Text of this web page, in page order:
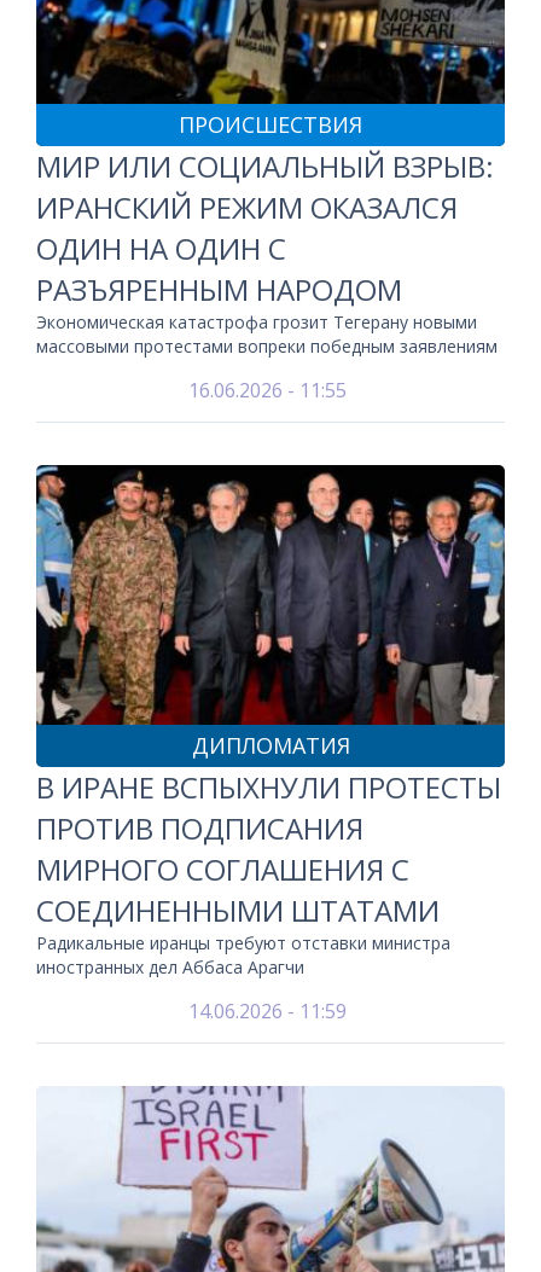
ПРОИСШЕСТВИЯ
МИР ИЛИ СОЦИАЛЬНЫЙ ВЗРЫВ:
ИРАНСКИЙ РЕЖИМ ОКАЗАЛСЯ
ОДИН НА ОДИН С
РАЗЪЯРЕННЫМ НАРОДОМ
Экономическая катастрофа грозит Тегерану новыми
массовыми протестами вопреки победным заявлениям
16.06.2026 - 11:55
ДИПЛОМАТИЯ
В ИРАНЕ ВСПЫХНУЛИ ПРОТЕСТЫ
ПРОТИВ ПОДПИСАНИЯ
МИРНОГО СОГЛАШЕНИЯ С
СОЕДИНЕННЫМИ ШТАТАМИ
Радикальные иранцы требуют отставки министра
иностранных дел Аббаса Арагчи
14.06.2026 - 11:59